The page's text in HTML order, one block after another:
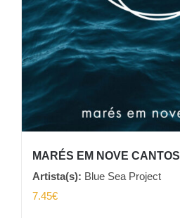
MARÉS EM NOVE CANTOS
Artista(s): Blue Sea Project
7.45€